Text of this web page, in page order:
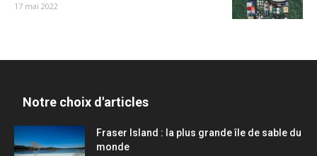
17 mai 2022
Notre choix d'articles
Fraser Island : la plus grande île de sable du
monde